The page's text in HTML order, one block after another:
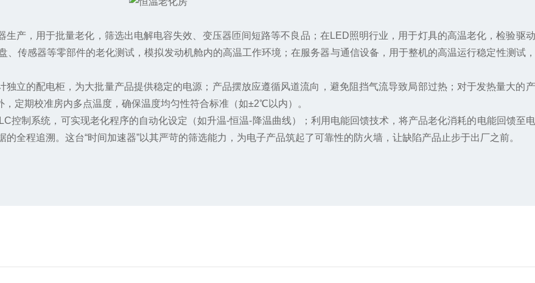
，用于批量老化，筛选出电解电容失效、变压器匝间短路等不良品；在LED照明行业，用于灯具的高温老化，检验驱
传感器等零部件的老化测试，模拟发动机舱内的高温工作环境；在服务器与通信设备，用于整机的高温运行稳定性测试
的配电柜，为大批量产品提供稳定的电源；产品摆放应遵循风道流向，避免阻挡气流导致局部过热；对于发热量大的
定期校准房内多点温度，确保温度均匀性符合标准（如±2℃以内）。
制系统，可实现老化程序的自动化设定（如升温-恒温-降温曲线）；利用电能回馈技术，将产品老化消耗的电能回馈至
全程追溯。这台“时间加速器”以其严苛的筛选能力，为电子产品筑起了可靠性的防火墙，让缺陷产品止步于出厂之前。